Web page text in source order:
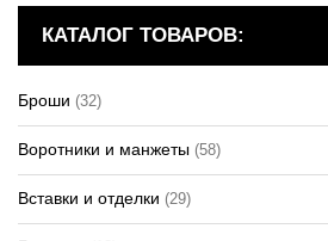
КАТАЛОГ ТОВАРОВ:
Броши (32)
Воротники и манжеты (58)
Вставки и отделки (29)